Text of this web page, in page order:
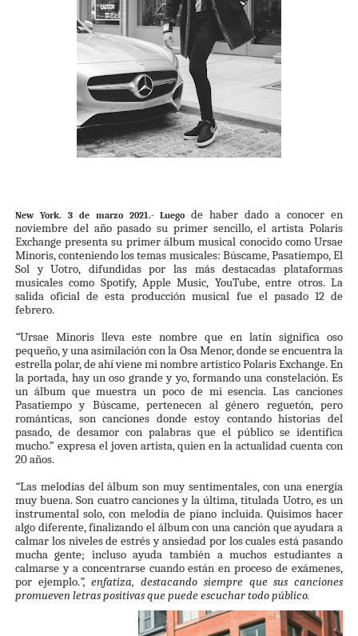
New York. 3 de marzo 2021.- Luego de haber dado a conocer en
noviembre del año pasado su primer sencillo, el artista Polaris
Exchange presenta su primer álbum musical conocido como Ursae
Minoris, conteniendo los temas musicales: Búscame, Pasatiempo, El
Sol y Uotro, difundidas por las más destacadas plataformas
musicales como Spotify, Apple Music, YouTube, entre otros. La
salida oficial de esta producción musical fue el pasado 12 de
febrero.
“Ursae Minoris lleva este nombre que en latín significa oso
pequeño, y una asimilación con la Osa Menor, donde se encuentra la
estrella polar, de ahí viene mi nombre artístico Polaris Exchange. En
la portada, hay un oso grande y yo, formando una constelación. Es
un álbum que muestra un poco de mi esencia. Las canciones
Pasatiempo y Búscame, pertenecen al género reguetón, pero
románticas, son canciones donde estoy contando historias del
pasado, de desamor con palabras que el público se identifica
mucho.” expresa el joven artista, quien en la actualidad cuenta con
20 años.
“Las melodías del álbum son muy sentimentales, con una energía
muy buena. Son cuatro canciones y la última, titulada Uotro, es un
instrumental solo, con melodía de piano incluida. Quisimos hacer
algo diferente, finalizando el álbum con una canción que ayudara a
calmar los niveles de estrés y ansiedad por los cuales está pasando
mucha gente; incluso ayuda también a muchos estudiantes a
calmarse y a concentrarse cuando están en proceso de exámenes,
por ejemplo.”, enfatiza, destacando siempre que sus canciones
promueven letras positivas que puede escuchar todo público.